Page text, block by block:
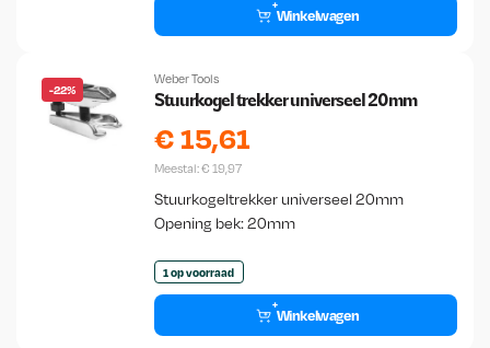
Winkelwagen
-22%
Weber Tools
Stuurkogel trekker universeel 20mm
€15,61
Meestal:€ 19,97
Stuurkogeltrekker universeel 20mm
Opening bek: 20mm
1 op voorraad
Winkelwagen